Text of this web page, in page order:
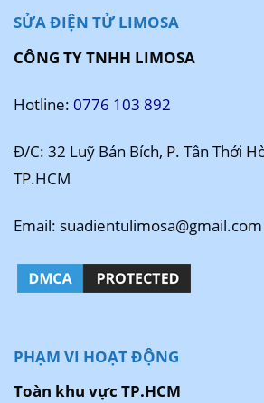
SỬA ĐIỆN TỬ LIMOSA
CÔNG TY TNHH LIMOSA
Hotline: 0776 103 892
Đ/C: 32 Luỹ Bán Bích, P. Tân Thới
TP.HCM
Email: suadientulimosa@gmail.com
PHẠM VI HOẠT ĐỘNG
Toàn khu vực TP.HCM